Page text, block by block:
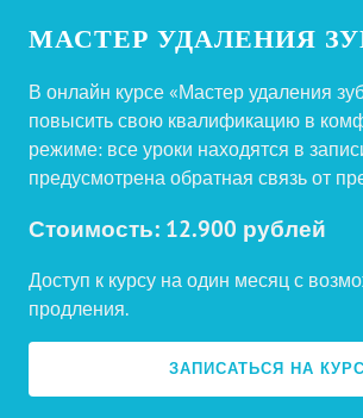
МАСТЕР УДАЛЕНИЯ
В онлайн курсе «Мастер удаления
повысить свою квалификацию в
режиме: все уроки находятся в
предусмотрена обратная связь от
Стоимость: 12.900 рублей
Доступ к курсу на один месяц с
продления.
ЗАПИСАТЬСЯ НА КУРС